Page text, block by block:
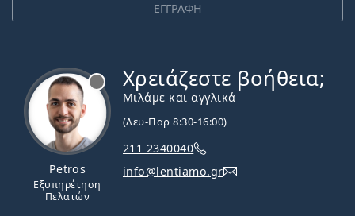
ΕΓΓΡΑΦΗ
Petros
Εξυπηρέτηση
Πελατών
Χρειάζεστε βοήθεια;
Μιλάμε και αγγλικά
(Δευ-Παρ 8:30-16:00)
211 2340040
info@lentiamo.gr